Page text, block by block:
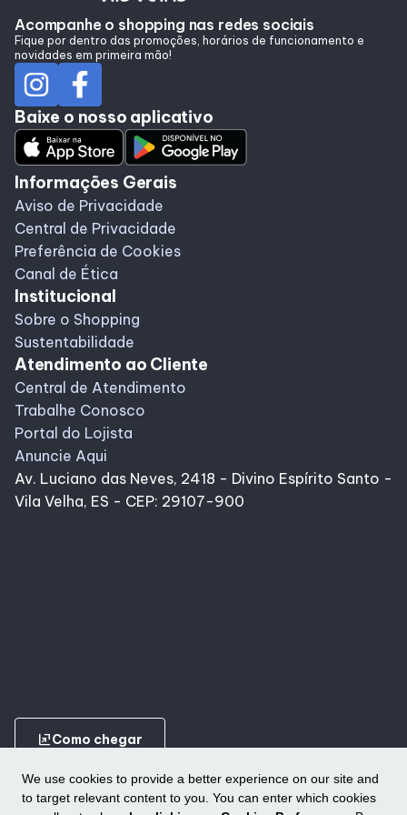
We use cookies to provide a better experience on our site and
to target relevant content to you. You can enter which cookies
Acompanhe o shopping nas redes sociais
Fique por dentro das promoções, horários de funcionamento e
novidades em primeira mão!
Baixe o nosso aplicativo
Informações Gerais
Aviso de Privacidade
Central de Privacidade
Preferência de Cookies
Canal de Ética
Institucional
Sobre o Shopping
Sustentabilidade
Atendimento ao Cliente
Central de Atendimento
Trabalhe Conosco
Portal do Lojista
Anuncie Aqui
Av. Luciano das Neves, 2418 - Divino Espírito Santo -
Vila Velha, ES - CEP: 29107-900
ungroupComo chegar